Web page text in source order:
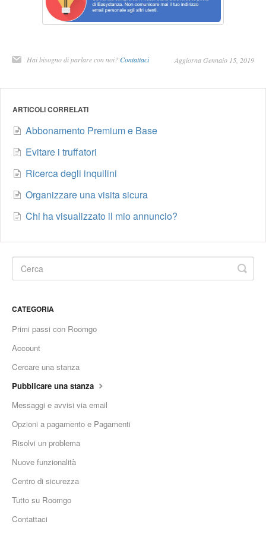
Hai bisogno di parlare con noi?Contattaci Aggiorna Gennaio 15, 2019
ARTICOLI CORRELATI
Abbonamento Premium e Base
Evitare i truffatori
Ricerca degli inquilini
Organizzare una visita sicura
Chi ha visualizzato il mio annuncio?
CATEGORIA
Primi passi con Roomgo
Account
Cercare una stanza
Pubblicare una stanza
Messaggi e avvisi via email
Opzioni a pagamento e Pagamenti
Risolvi un problema
Nuove funzionalità
Centro di sicurezza
Tutto su Roomgo
Contattaci